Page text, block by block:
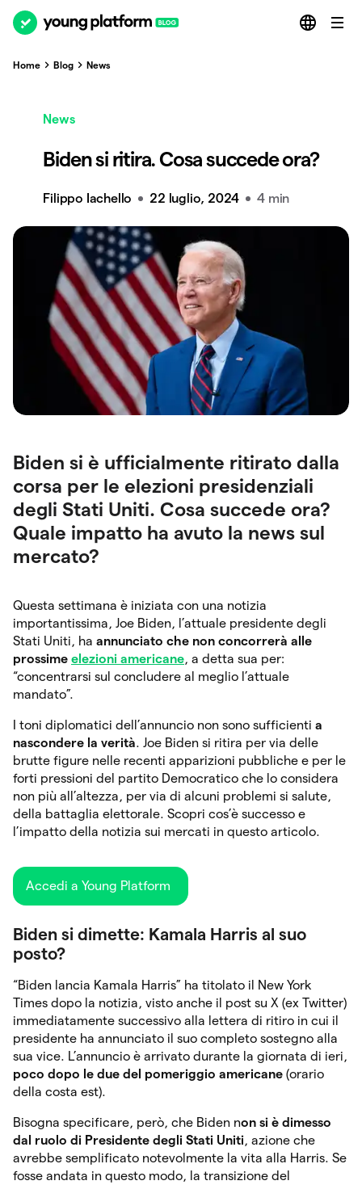
Home Blog News
News
Biden si ritira. Cosa succede ora?
Filippo Iachello 22 luglio, 2024 4 min
Biden si è ufficialmente ritirato dalla
corsa per le elezioni presidenziali
degli Stati Uniti. Cosa succede ora?
Quale impatto ha avuto la news sul
mercato?
Questa settimana è iniziata con una notizia
importantissima, Joe Biden, l’attuale presidente degli
Stati Uniti, ha annunciato che non concorrerà alle
prossime elezioni americane, a detta sua per:
“concentrarsi sul concludere al meglio l’attuale
mandato”.
I toni diplomatici dell’annuncio non sono sufficienti a
nascondere la verità. Joe Biden si ritira per via delle
brutte figure nelle recenti apparizioni pubbliche e per le
forti pressioni del partito Democratico che lo considera
non più all’altezza, per via di alcuni problemi si salute,
della battaglia elettorale. Scopri cos’è successo e
l’impatto della notizia sui mercati in questo articolo.
Accedi a Young Platform
Biden si dimette: Kamala Harris al suo
posto?
“Biden lancia Kamala Harris” ha titolato il New York
Times dopo la notizia, visto anche il post su X (ex Twitter)
immediatamente successivo alla lettera di ritiro in cui il
presidente ha annunciato il suo completo sostegno alla
sua vice. L’annuncio è arrivato durante la giornata di ieri,
poco dopo le due del pomeriggio americane (orario
della costa est).
Bisogna specificare, però, che Biden non si è dimesso
dal ruolo di Presidente degli Stati Uniti, azione che
avrebbe semplificato notevolmente la vita alla Harris. Se
fosse andata in questo modo, la transizione del